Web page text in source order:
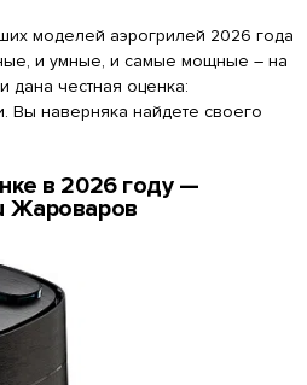
моделей аэрогрилей 2026 года
и умные, и самые мощные – на
честная оценка:
Вы наверняка найдете своего
в 2026 году —
Жароваров